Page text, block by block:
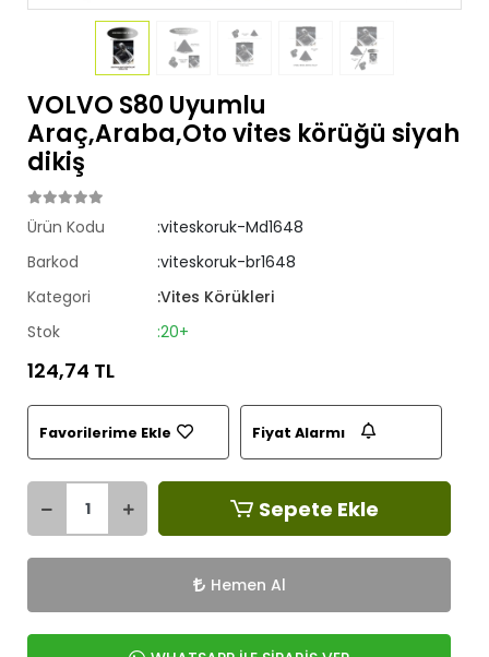
VOLVO S80 Uyumlu
Araç,Araba,Oto vites körüğü siyah
dikiş
Ürün Kodu
:viteskoruk-Md1648
Barkod
:viteskoruk-br1648
Kategori
:Vites Körükleri
Stok
:20+
124,74 TL
Favorilerime Ekle Fiyat Alarmı
Sepete Ekle
Hemen Al